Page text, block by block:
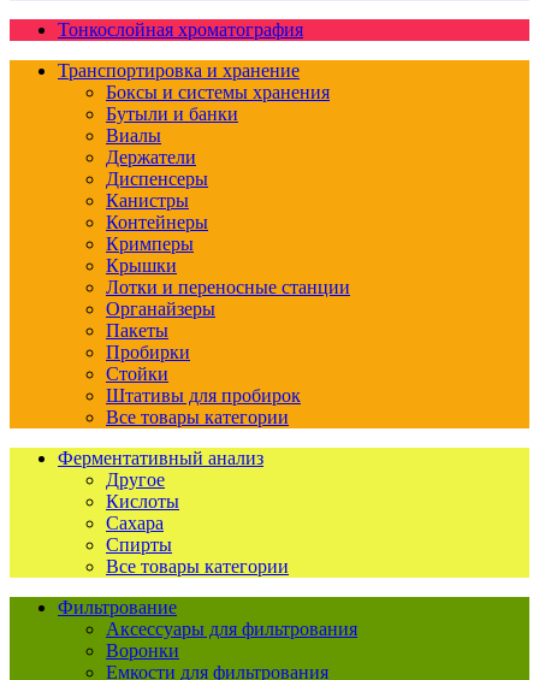
Тонкослойная хроматография
Транспортировка и хранение
Боксы и системы хранения
Бутыли и банки
Виалы
Держатели
Диспенсеры
Канистры
Контейнеры
Кримперы
Крышки
Лотки и переносные станции
Органайзеры
Пакеты
Пробирки
Стойки
Штативы для пробирок
Все товары категории
Ферментативный анализ
Другое
Кислоты
Сахара
Спирты
Все товары категории
Фильтрование
Аксессуары для фильтрования
Воронки
Емкости для фильтрования